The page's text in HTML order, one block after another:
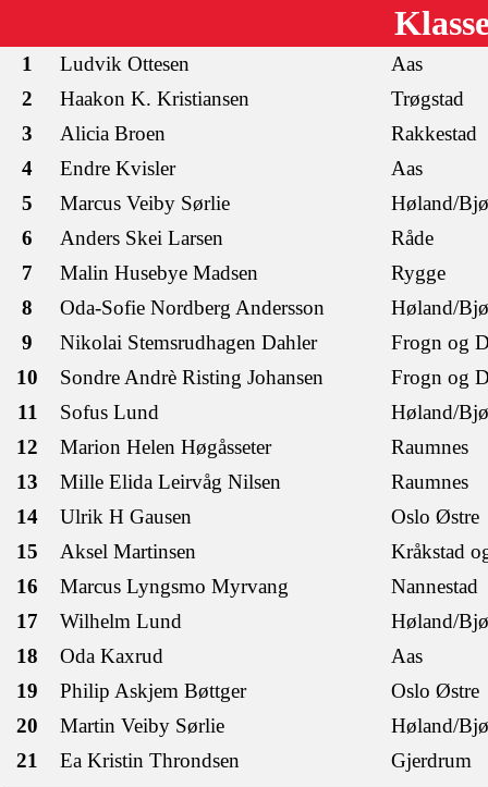
1 Ludvik Ottesen
Aas
2
Haakon K. Kristiansen
Trøgstad
3
Alicia Broen
Rakkestad
4
Endre Kvisler
Aas
5
Marcus Veiby Sørlie
Høland/
6
Anders Skei Larsen
Råde
7
Malin Husebye Madsen
Rygge
8
Oda-Sofie Nordberg Andersson
Høland/
9
Nikolai Stemsrudhagen Dahler
Frogn og
10
Sondre Andrè Risting Johansen
Frogn og
11
Sofus Lund
Høland/
12
Marion Helen Høgåsseter
Raumnes
13
Mille Elida Leirvåg Nilsen
Raumnes
14
Ulrik H Gausen
Oslo Østre
15
Aksel Martinsen
Kråkstad
16
Marcus Lyngsmo Myrvang
Nannestad
17
Wilhelm Lund
Høland/
18
Oda Kaxrud
Aas
19
Philip Askjem Bøttger
Oslo Østre
20
Martin Veiby Sørlie
Høland/
21
Ea Kristin Throndsen Gjerdrum